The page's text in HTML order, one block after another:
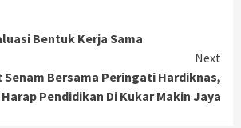
Bentuk Kerja Sama
Next
Senam Bersama Peringati Hardiknas,
Pendidikan Di Kukar Makin Jaya